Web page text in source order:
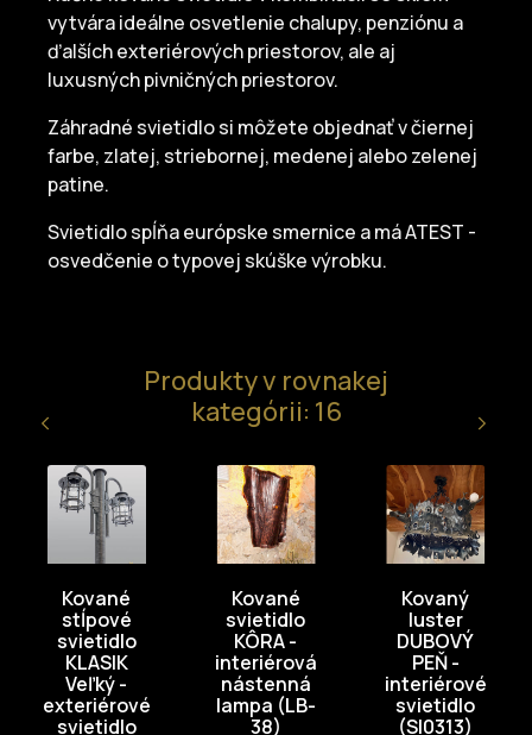
vytvára ideálne osvetlenie chalupy, penziónu a
ďalších exteriérových priestorov, ale aj
luxusných pivničných priestorov.
Záhradné svietidlo si môžete objednať v čiernej
farbe, zlatej, striebornej, medenej alebo zelenej
patine.
Svietidlo spĺňa európske smernice a má ATEST -
osvedčenie o typovej skúške výrobku.
Produkty v rovnakej
kategórii: 16
Kované
stĺpové
svietidlo
KLASIK
Veľký -
exteriérové
svietidlo
Kované
svietidlo
KÔRA -
interiérová
nástenná
lampa (LB-
38)
Kovaný
luster
DUBOVÝ
PEŇ -
interiérové
svietidlo
(SI0313)